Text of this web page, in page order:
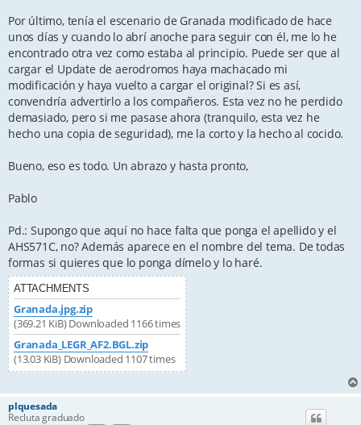
Por último, tenía el escenario de Granada modificado de hace
unos días y cuando lo abrí anoche para seguir con él, me lo he
encontrado otra vez como estaba al principio. Puede ser que al
cargar el Update de aerodromos haya machacado mi
modificación y haya vuelto a cargar el original? Si es así,
convendría advertirlo a los compañeros. Esta vez no he perdido
demasiado, pero si me pasase ahora (tranquilo, esta vez he
hecho una copia de seguridad), me la corto y la hecho al cocido.
Bueno, eso es todo. Un abrazo y hasta pronto,
Pablo
Pd.: Supongo que aquí no hace falta que ponga el apellido y el
AHS571C, no? Además aparece en el nombre del tema. De todas
formas si quieres que lo ponga dímelo y lo haré.
ATTACHMENTS
Granada.jpg.zip
(369.21 KiB) Downloaded 1166 times
Granada_LEGR_AF2.BGL.zip
(13.03 KiB) Downloaded 1107 times
plquesada
Recluta graduado